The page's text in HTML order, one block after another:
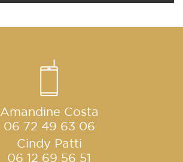
Amandine Costa
06 72 49 63 06
Cindy Patti
06 12 69 56 51